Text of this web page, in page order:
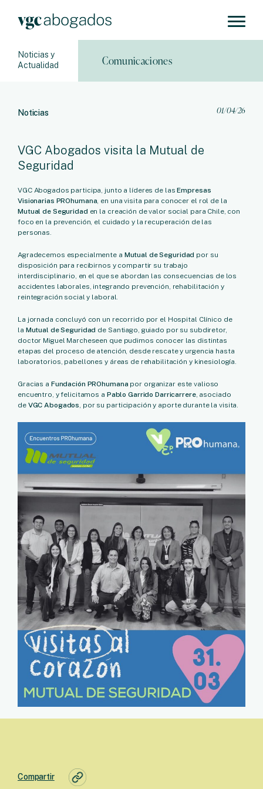
Noticias y
Actualidad
Comunicaciones
Noticias 01/04/26
VGC Abogados visita la Mutual de
Seguridad
VGC Abogados participa, junto a líderes de lasEmpresas
Visionarias PROhumana, en una visita para conocer el rol de la
Mutual de Seguridad en la creación de valor social para Chile, con
foco en la prevención, el cuidado y la recuperación de las
personas.
Agradecemos especialmente a Mutual de Seguridad por su
disposición para recibirnos y compartir su trabajo
interdisciplinario, en el que se abordan las consecuencias de los
accidentes laborales, integrando prevención, rehabilitación y
reintegración social y laboral.
La jornada concluyó con un recorrido por el Hospital Clínico de
la Mutual de Seguridad de Santiago, guiado por su subdiretor,
doctor Miguel Marcheseen que pudimos conocer las distintas
etapas del proceso de atención, desde rescate y urgencia hasta
laboratorios, pabellones y áreas de rehabilitación y kinesiología.
Gracias a Fundación PROhumana por organizar este valioso
encuentro, y felicitamos a Pablo Garrido Darricarrere, asociado
de VGC Abogados, por su participación y aporte durante la visita.
Compartir